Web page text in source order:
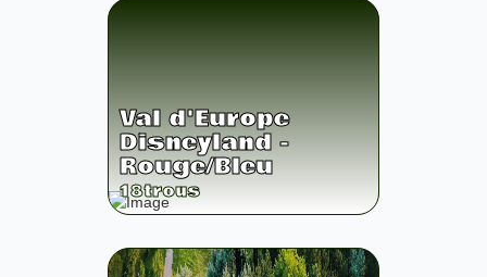
Val d'Europe
Disneyland -
Rouge/Bleu
18trous